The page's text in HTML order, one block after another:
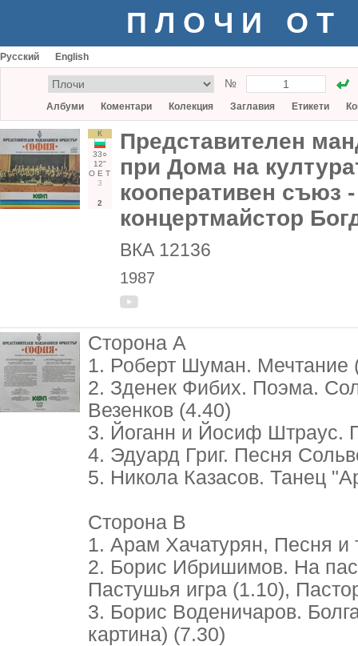
ПЛОЧИ ОТ
Русский English
№
Албуми Коментари Колекция Заглавия Етикети
К
33○
12"
О Е Т
3
2
Представителен
при Дома на
кооперативен съюз
концертмайстор
ВКА 12136
1987
Сторона А
1. Роберт Шуман. Мечтание
2. Зденек Фибих. Поэма.
Везенков (4.40)
3. Йоганн и Йосиф Штраус.
4. Эдуард Григ. Песня
5. Никола Казасов. Танец
Сторона В
1. Арам Хачатурян, Песня и
2. Борис Ибришимов. На
Пастушья игра (1.10),
3. Борис Воденичаров.
картина) (7.30)